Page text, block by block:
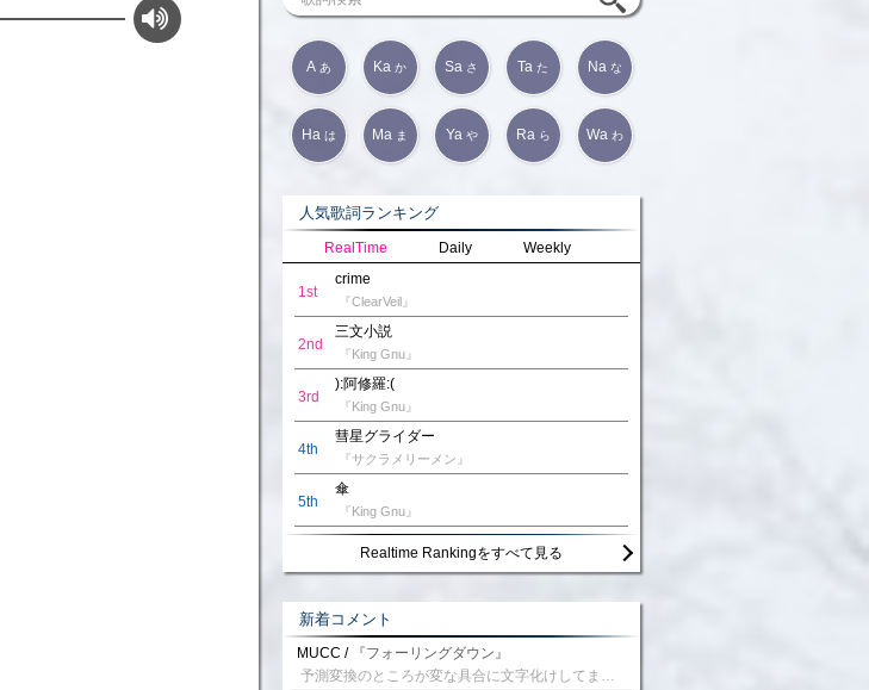
A あ Ka か Sa さ Ta た Na な
Ha は Ma ま Ya や Ra ら Wa わ
人気歌詞ランキング
RealTime Daily Weekly
1st
crime
『ClearVeil』
2nd
三文小説
『King Gnu』
3rd
):阿修羅:(
『King Gnu』
4th
彗星グライダー
『サクラメリーメン』
5th
傘
『King Gnu』
Realtime Rankingをすべて見る
新着コメント
MUCC / 『フォーリングダウン』